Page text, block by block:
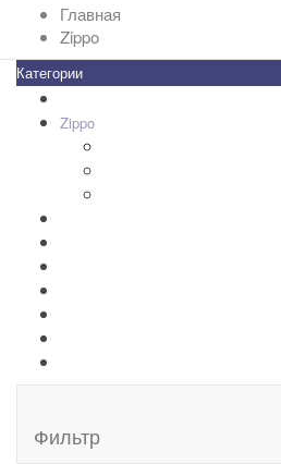
Главная
Zippo
Категории
Zippo
Фильтр